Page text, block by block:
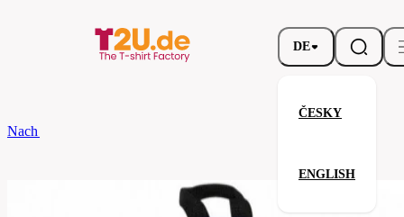
DE
ČESKY
ENGLISH
Nach dem Brand
Original Fashion Backpack